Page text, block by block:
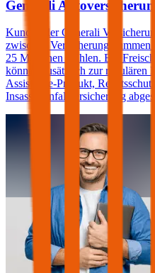
Generali Autoversicherung
Kunden der Generali
zwischen
25 Millionen wählen. Ein
können zusätzlich zur
Assistance-Produkt,
Insassenunfallversicherung